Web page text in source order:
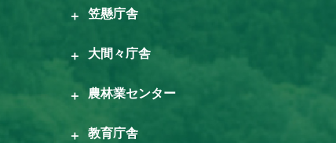
笠懸庁舎
大間々庁舎
農林業センター
教育庁舎